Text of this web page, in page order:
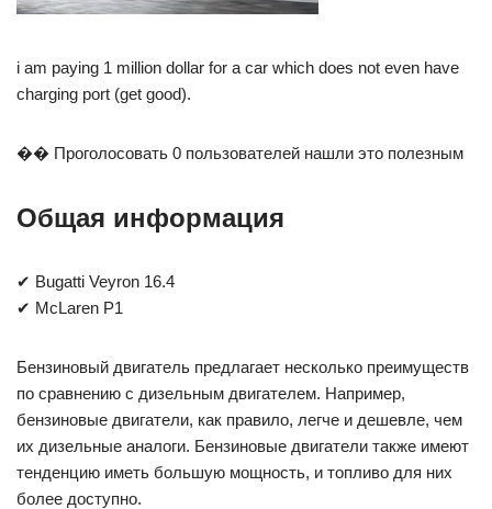
i am paying 1 million dollar for a car which does not even have
charging port (get good).
�� Проголосовать 0 пользователей нашли это полезным
Общая информация
✔ Bugatti Veyron 16.4
✔ McLaren P1
Бензиновый двигатель предлагает несколько преимуществ
по сравнению с дизельным двигателем. Например,
бензиновые двигатели, как правило, легче и дешевле, чем
их дизельные аналоги. Бензиновые двигатели также имеют
тенденцию иметь большую мощность, и топливо для них
более доступно.